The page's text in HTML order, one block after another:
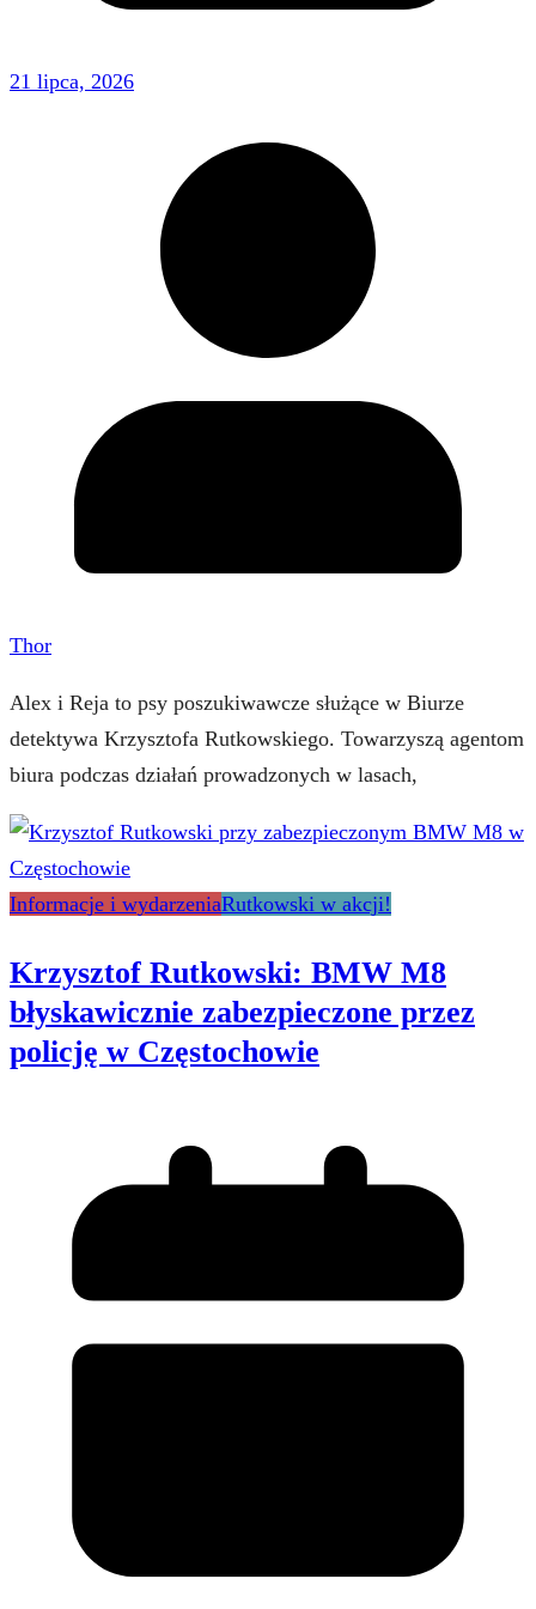
21 lipca, 2026
Thor
Alex i Reja to psy poszukiwawcze służące w Biurze
detektywa Krzysztofa Rutkowskiego. Towarzyszą agentom
biura podczas działań prowadzonych w lasach,
Informacje i wydarzeniaRutkowski w akcji!
Krzysztof Rutkowski: BMW M8
błyskawicznie zabezpieczone przez
policję w Częstochowie